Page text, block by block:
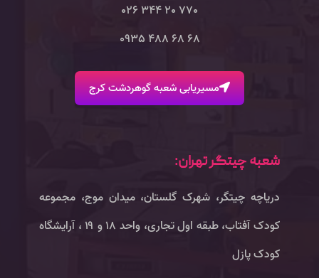
770 20 344 026
68 68 488 0935
مسیریابی شعبه گوهردشت کرج
شعبه چیتگر تهران:
دریاچه چیتگر، شهرک گلستان، میدان موج، مجموعه
کودک آفتاب، طبقه اول تجاری، واحد ۱۸ و ۱۹ ، آرایشگاه
کودک پازل